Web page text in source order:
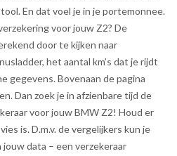
En dat voel je in je portemonnee.
voor jouw Z2? De
door te kijken naar
het aantal km’s dat je rijdt
gegevens. Bovenaan de pagina
Dan zoek je in afzienbare tijd de
voor jouw BMW Z2! Houd er
is. D.m.v. de vergelijkers kun je
data – een verzekeraar